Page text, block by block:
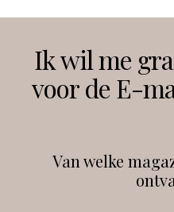
Instagram
Ik wil me
voor de E-
Van welke